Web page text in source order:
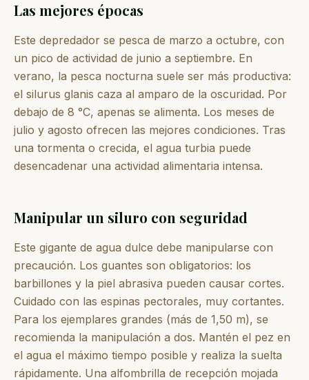
Las mejores épocas
Este depredador se pesca de marzo a octubre, con
un pico de actividad de junio a septiembre. En
verano, la pesca nocturna suele ser más productiva:
el silurus glanis caza al amparo de la oscuridad. Por
debajo de 8 °C, apenas se alimenta. Los meses de
julio y agosto ofrecen las mejores condiciones. Tras
una tormenta o crecida, el agua turbia puede
desencadenar una actividad alimentaria intensa.
Manipular un siluro con seguridad
Este gigante de agua dulce debe manipularse con
precaución. Los guantes son obligatorios: los
barbillones y la piel abrasiva pueden causar cortes.
Cuidado con las espinas pectorales, muy cortantes.
Para los ejemplares grandes (más de 1,50 m), se
recomienda la manipulación a dos. Mantén el pez en
el agua el máximo tiempo posible y realiza la suelta
rápidamente. Una alfombrilla de recepción mojada